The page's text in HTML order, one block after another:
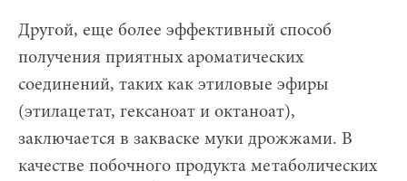
Другой, еще более эффективный способ
получения приятных ароматических
соединений, таких как этиловые эфиры
(этилацетат, гексаноат и октаноат),
заключается в закваске муки дрожжами. В
качестве побочного продукта метаболических